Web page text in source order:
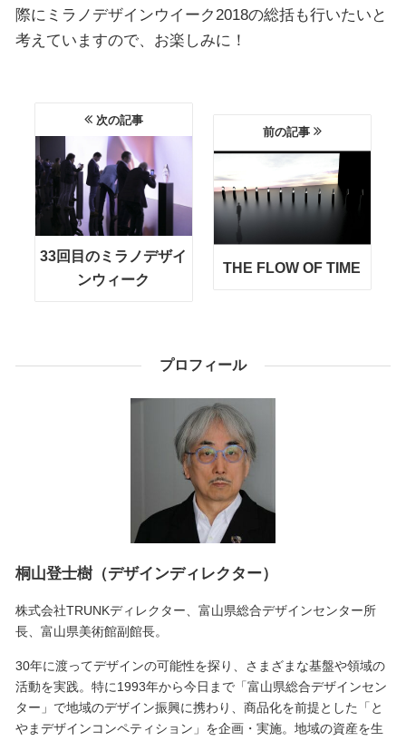
際にミラノデザインウイーク2018の総括も行いたいと
考えていますので、お楽しみに！
次の記事
33回目のミラノデザイ
ンウィーク
前の記事
THE FLOW OF TIME
プロフィール
桐山登士樹（デザインディレクター）
株式会社TRUNKディレクター、富山県総合デザインセンター所
長、富山県美術館副館長。
30年に渡ってデザインの可能性を探り、さまざまな基盤や領域の
活動を実践。特に1993年から今日まで「富山県総合デザインセン
ター」で地域のデザイン振興に携わり、商品化を前提とした「と
やまデザインコンペティション」を企画・実施。地域の資産を生